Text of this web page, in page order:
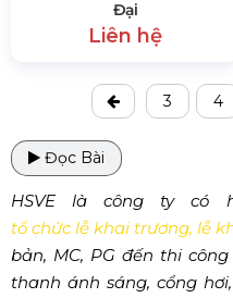
Đại
Liên hệ
3 4
Đọc Bài
HSVE là công ty có
tổ chức lễ khai trương, lễ
bản, MC, PG đến thi
thanh ánh sáng, cổng